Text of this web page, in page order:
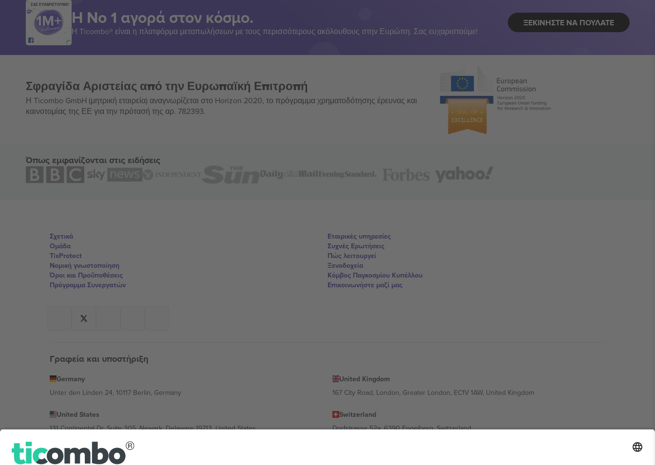
ΣΑΣ ΕΥΧΑΡΙΣΤΟΥΜΕ!
Η Νο 1 αγορά στον κόσμο.
Η Ticombo® είναι η πλατφόρμα μεταπωλήσεων με τους περισσότερους ακόλουθους στην Ευρώπη. Σας ευχαριστούμε!
ΞΕΚΙΝΉΣΤΕ ΝΑ ΠΟΥΛΆΤΕ
Σφραγίδα Αριστείας από την Ευρωπαϊκή Επιτροπή
Η Ticombo GmbH (μητρική εταιρεία) αναγνωρίζεται στο Horizon 2020, το πρόγραμμα χρηματοδότησης έρευνας και
καινοτομίας της ΕΕ για την πρότασή της αρ. 782393.
Όπως εμφανίζονται στις ειδήσεις
Σχετικά
Ομάδα
TixProtect
Νομική γνωστοποίηση
Όροι και Προΰποθέσεις
Πρόγραμμα Συνεργατών
Εταιρικές υπηρεσίες
Συχνές Ερωτήσεις
Πώς λειτουργεί
Ξενοδοχεία
Κόμβος Παγκοσμίου Κυπέλλου
Επικοινωνήστε μαζί μας
Γραφεία και υποστήριξη
Germany
Unter den Linden 24, 10117 Berlin, Germany
United Kingdom
167 City Road, London, Greater London, EC1V 1AW, United Kingdom
United States
131 Continental Dr, Suite 305, Newark, Delaware 19713, United States
Switzerland
Dorfstrasse 52a, 6390 Engelberg, Switzerland
Bulgaria